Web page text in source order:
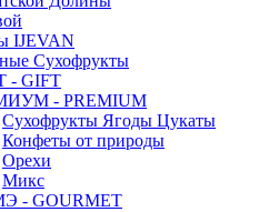
IJEVAN
Сухофрукты
- GIFT
- PREMIUM
Сухофрукты Ягоды Цукаты
Конфеты от природы
Орехи
Микс
- GOURMET